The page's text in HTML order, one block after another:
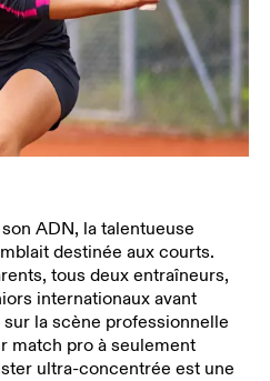
ADN, la talentueuse
destinée aux courts.
tous deux entraîneurs,
internationaux avant
la scène professionnelle
match pro à seulement
ultra-concentrée est une